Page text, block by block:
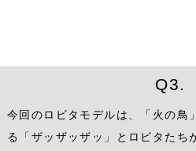
Q3.
今回のロビタモデルは、「火の鳥
る「ザッザッザッ」とロビタたち